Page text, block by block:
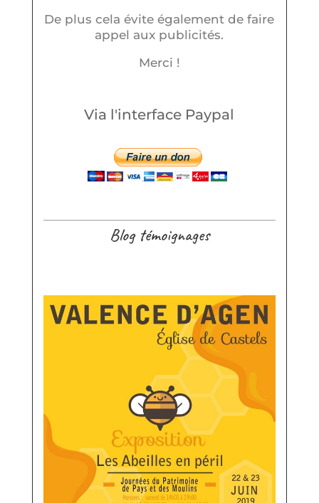
De plus cela évite également de faire
appel aux publicités.
Merci !
Via l'interface Paypal
Blog témoignages